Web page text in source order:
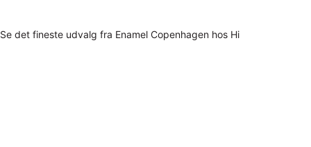
Se det fineste udvalg fra Enamel Copenhagen hos Hi